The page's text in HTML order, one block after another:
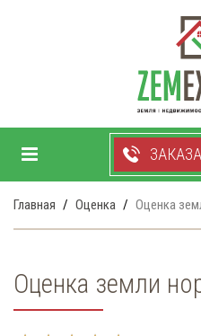
Главная Оценка Оценка
Оценка земли